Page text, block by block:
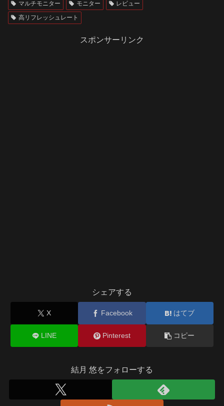
マルチモニター
モニター
レビュー
高リフレッシュレート
スポンサーリンク
シェアする
X Facebook はてブ
LINE Pinterest コピー
結月 悠をフォローする